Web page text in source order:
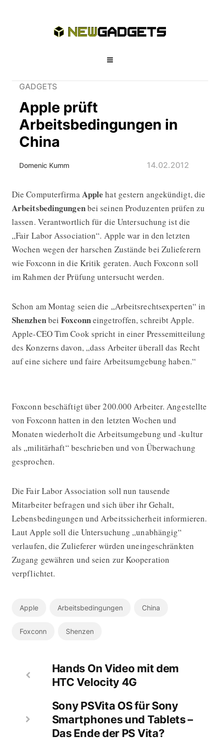
GADGETS
Apple prüft
Arbeitsbedingungen in
China
Domenic Kumm 14.02.2012
Apple prüft Arbeitsbedingungen in
Die Computerfirma Apple hat gestern angekündigt, die
Arbeitsbedingungenbei seinen Produzenten prüfen zu
lassen. Verantwortlich für die Untersuchung ist die
„Fair Labor Association“. Apple war in den letzten
Wochen wegen der harschen Zustände bei Zulieferern
wie Foxconn in die Kritik geraten. Auch Foxconn soll
im Rahmen der Prüfung untersucht werden.
Schon am Montag seien die „Arbeitsrechtsexperten“ in
ShenzhenbeiFoxconneingetroffen, schreibt Apple.
Apple-CEO Tim Cook spricht in einer Pressemitteilung
des Konzerns davon, „dass Arbeiter überall das Recht
auf eine sichere und faire Arbeitsumgebung haben.“
Foxconn beschäftigt über 200.000 Arbeiter. Angestellte
von Foxconn hatten in den letzten Wochen und
Monaten wiederholt die Arbeitsumgebung und -kultur
als „militärhaft“ beschrieben und von Überwachung
gesprochen.
Die Fair Labor Association soll nun tausende
Mitarbeiter befragen und sich über ihr Gehalt,
Lebensbedingungen und Arbeitssicherheit informieren.
Laut Apple soll die Untersuchung „unabhängig“
verlaufen, die Zulieferer würden uneingeschränkten
Zugang gewähren und seien zur Kooperation
verpflichtet.
Apple Arbeitsbedingungen China
Foxconn Shenzen
Hands On Video mit dem
HTC Velocity 4G
Sony PSVita OS für Sony
Smartphones und Tablets –
Das Ende der PS Vita?